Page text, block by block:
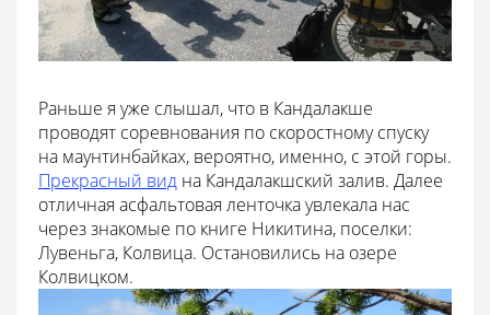
Раньше я уже слышал, что в Кандалакше
проводят соревнования по скоростному спуску
на маунтинбайках, вероятно, именно, с этой горы.
Прекрасный вид на Кандалакшский залив. Далее
отличная асфальтовая ленточка увлекала нас
через знакомые по книге Никитина, поселки:
Лувеньга, Колвица. Остановились на озере
Колвицком.